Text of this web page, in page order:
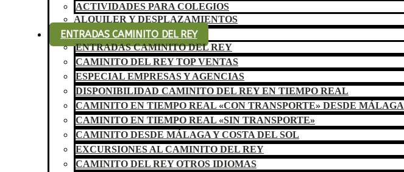
ACTIVIDADES PARA COLEGIOS
ALQUILER Y DESPLAZAMIENTOS
ENTRADAS CAMINITO DEL REY
ENTRADAS CAMINITO DEL REY
CAMINITO DEL REY TOP VENTAS
ESPECIAL EMPRESAS Y AGENCIAS
DISPONIBILIDAD CAMINITO DEL REY EN TIEMPO REAL
CAMINITO EN TIEMPO REAL «CON TRANSPORTE» DESDE MÁLAGA
CAMINITO EN TIEMPO REAL «SIN TRANSPORTE»
CAMINITO DESDE MÁLAGA Y COSTA DEL SOL
EXCURSIONES AL CAMINITO DEL REY
CAMINITO DEL REY OTROS IDIOMAS